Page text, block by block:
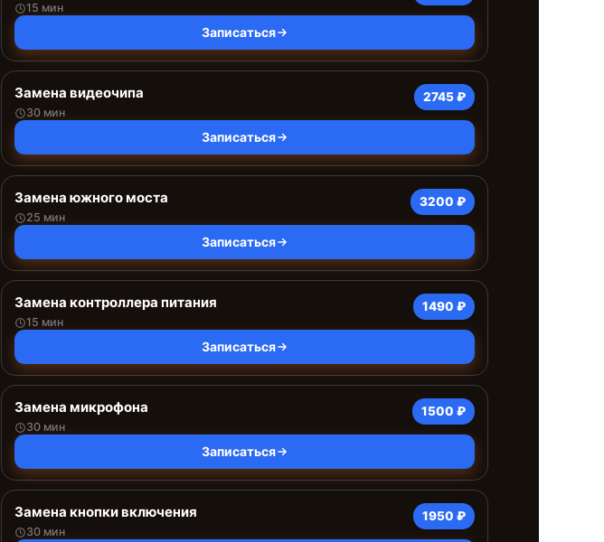
15 мин
Записаться
Замена видеочипа
30 мин
2745 ₽
Записаться
Замена южного моста
25 мин
3200 ₽
Записаться
Замена контроллера питания
15 мин
1490 ₽
Записаться
Замена микрофона
30 мин
1500 ₽
Записаться
Замена кнопки включения
30 мин
1950 ₽